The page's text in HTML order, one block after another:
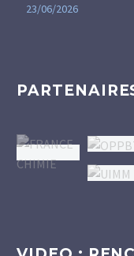
23/06/2026